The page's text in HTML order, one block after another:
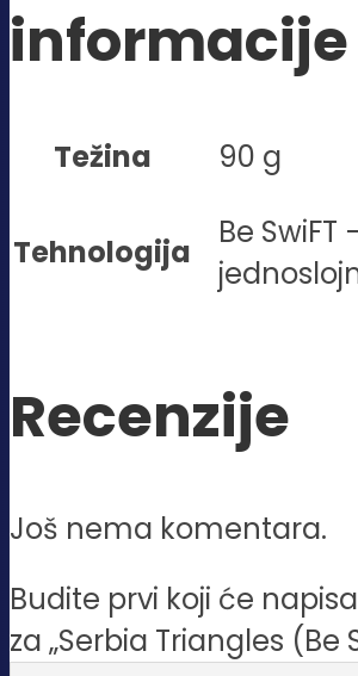
informacije
Težina 90 g
Tehnologija
Be SwiFT
Recenzije
Još nema komentara.
Budite prvi koji će
za „Serbia Triangles (Be